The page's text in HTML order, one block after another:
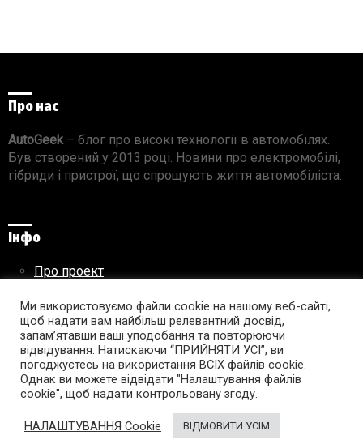
Про нас
AutoGeek– блог про високі технології в автомобілях.
Був створений у 2013 році. Новини про електромобілі,
гібриди і пристрої, що спрощують життя автомобіліста.
Інфо
Про проект
Правила використання матеріалів
Підпишись на AutoGeek!
facebooktwitter instagramyoutube tumblr linkedin
Ми використовуємо файли cookie на нашому веб-сайті,
щоб надати вам найбільш релевантний досвід,
запам’ятавши ваші уподобання та повторюючи
відвідування. Натискаючи “ПРИЙНЯТИ УСІ”, ви
погоджуєтесь на використання ВСІХ файлів cookie.
Однак ви можете відвідати "Налаштування файлів
cookie", щоб надати контрольовану згоду.
НАЛАШТУВАННЯ Cookie ВІДМОВИТИ УСІМ